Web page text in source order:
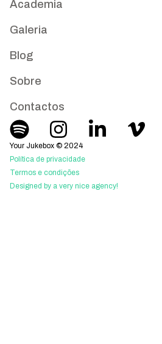
Academia
Galeria
Blog
Sobre
Contactos
Your Jukebox © 2024
Política de privacidade
Termos e condições
Designed by a very nice agency!